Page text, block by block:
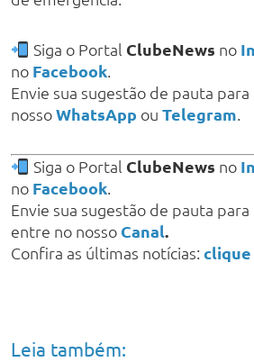
Siga o Portal ClubeNews no
no Facebook.
Envie sua sugestão de pauta para
nossoWhatsApp ou Telegram.
Siga o Portal ClubeNews no
no Facebook.
Envie sua sugestão de pauta para
entre no nosso Canal.
Confira as últimas notícias: clique
Leia também: